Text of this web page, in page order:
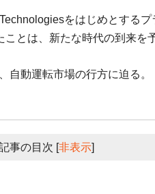
をはじめとする
とは、新たな時代の到来を
自動運転市場の行方に迫る
事の目次 [非表示]